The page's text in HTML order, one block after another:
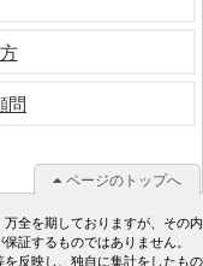
問
全を期しておりますが、その内
証するものではありません。
反映し、独自に集計をしたもの
ページのトップへ